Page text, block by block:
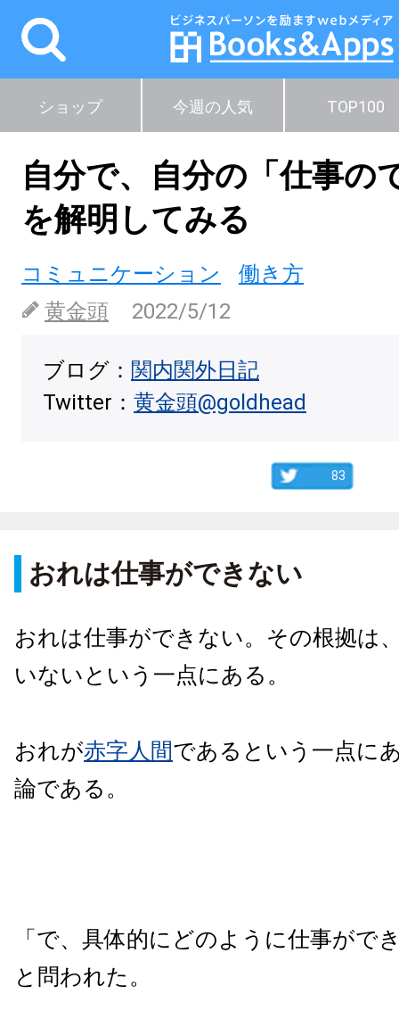
ショップ 今週の人気 TOP100
自分で、自分の「仕事の
を解明してみる
コミュニケーション
働き方
黄金頭
2022/5/12
ブログ： 関内関外日記
Twitter： 黄金頭@goldhead
83
おれは仕事ができない
おれは仕事ができない。その根拠は
いないという一点にある。
おれが赤字人間であるという一点に
論である。
「で、具体的にどのように仕事がで
と問われた。